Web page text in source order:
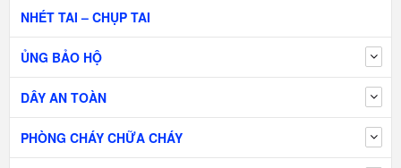
NHÉT TAI – CHỤP TAI
ỦNG BẢO HỘ
DÂY AN TOÀN
PHÒNG CHÁY CHỮA CHÁY